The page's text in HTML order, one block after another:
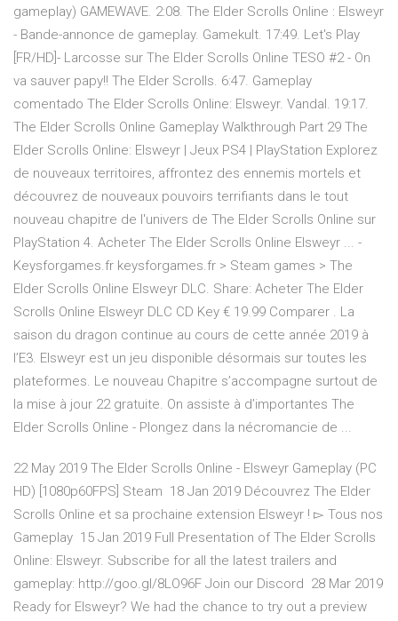
gameplay) GAMEWAVE. 2:08. The Elder Scrolls Online : Elsweyr
- Bande-annonce de gameplay. Gamekult. 17:49. Let's Play
[FR/HD]- Larcosse sur The Elder Scrolls Online TESO #2 - On
va sauver papy!! The Elder Scrolls. 6:47. Gameplay
comentado The Elder Scrolls Online: Elsweyr. Vandal. 19:17.
The Elder Scrolls Online Gameplay Walkthrough Part 29 The
Elder Scrolls Online: Elsweyr | Jeux PS4 | PlayStation Explorez
de nouveaux territoires, affrontez des ennemis mortels et
découvrez de nouveaux pouvoirs terrifiants dans le tout
nouveau chapitre de l'univers de The Elder Scrolls Online sur
PlayStation 4. Acheter The Elder Scrolls Online Elsweyr ... -
Keysforgames.fr keysforgames.fr > Steam games > The
Elder Scrolls Online Elsweyr DLC. Share: Acheter The Elder
Scrolls Online Elsweyr DLC CD Key € 19.99 Comparer . La
saison du dragon continue au cours de cette année 2019 à
l’E3. Elsweyr est un jeu disponible désormais sur toutes les
plateformes. Le nouveau Chapitre s’accompagne surtout de
la mise à jour 22 gratuite. On assiste à d’importantes The
Elder Scrolls Online - Plongez dans la nécromancie de ...
22 May 2019 The Elder Scrolls Online - Elsweyr Gameplay (PC
HD) [1080p60FPS] Steam 18 Jan 2019 Découvrez The Elder
Scrolls Online et sa prochaine extension Elsweyr ! ▻ Tous nos
Gameplay 15 Jan 2019 Full Presentation of The Elder Scrolls
Online: Elsweyr. Subscribe for all the latest trailers and
gameplay: http://goo.gl/8LO96F Join our Discord 28 Mar 2019
Ready for Elsweyr? We had the chance to try out a preview